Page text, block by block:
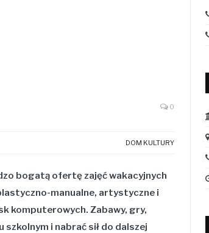
0
DOM KULTURY
bogatą ofertę zajęć wakacyjnych
manualne, artystyczne i
komputerowych. Zabawy, gry,
i nabrać sił do dalszej